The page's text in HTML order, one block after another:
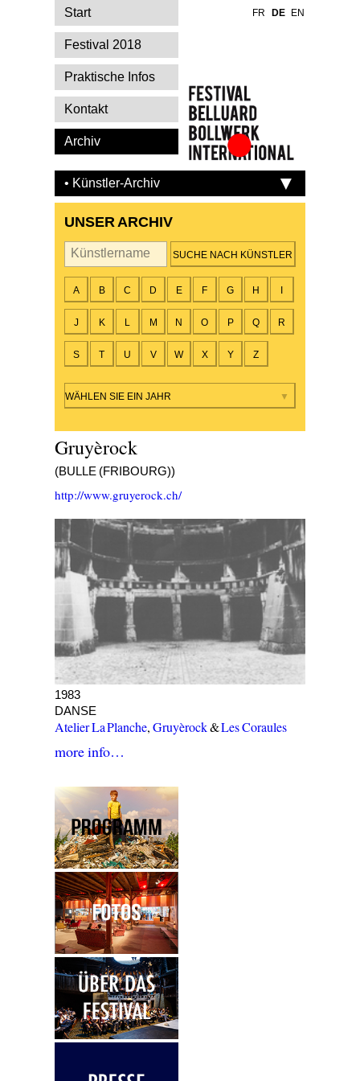
Festival Belluard
International
• Künstler-Archiv
UNSER ARCHIV
A B C D E F G H
J K L M N O P Q R
S T U V W X Y Z
WÄHLEN SIE EIN JAHR
Gruyèrock
(BULLE (FRIBOURG))
http://www.gruyerock.ch/
1983
DANSE
Atelier La Planche,Gruyèrock&Les Coraules
more info…
Start
Festival 2018
Praktische Infos
Kontakt
Archiv
FR DE EN